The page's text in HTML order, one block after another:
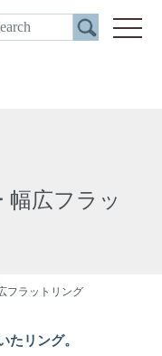
店予約
広フラッ
フラットリング
たリング。